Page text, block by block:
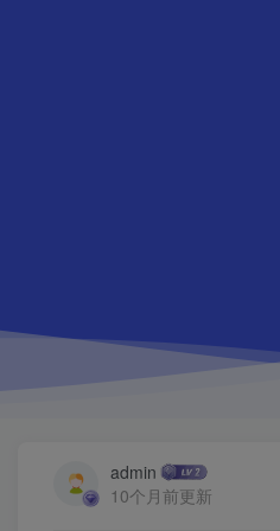
admin
10个月前更新